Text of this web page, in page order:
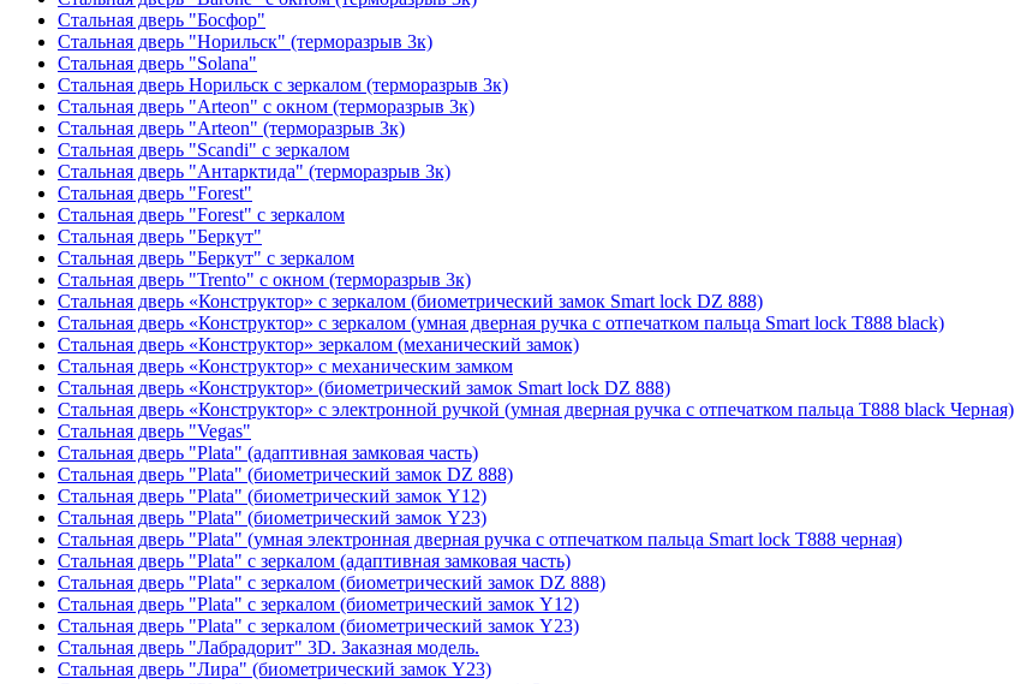
Стальная дверь "Босфор"
Стальная дверь "Норильск" (терморазрыв 3к)
Стальная дверь "Solana"
Стальная дверь Норильск с зеркалом (терморазрыв 3к)
Стальная дверь "Arteon" с окном (терморазрыв 3к)
Стальная дверь "Arteon" (терморазрыв 3к)
Стальная дверь "Scandi" с зеркалом
Стальная дверь "Антарктида" (терморазрыв 3к)
Стальная дверь "Forest"
Стальная дверь "Forest" с зеркалом
Стальная дверь "Беркут"
Стальная дверь "Беркут" с зеркалом
Стальная дверь "Trento" с окном (терморазрыв 3к)
Стальная дверь «Конструктор» с зеркалом (биометрический замок Smart lock DZ 888)
Стальная дверь «Конструктор» с зеркалом (умная дверная ручка с отпечатком пальца Smart lock T888 black)
Стальная дверь «Конструктор» зеркалом (механический замок)
Стальная дверь «Конструктор» с механическим замком
Стальная дверь «Конструктор» (биометрический замок Smart lock DZ 888)
Стальная дверь «Конструктор» с электронной ручкой (умная дверная ручка с отпечатком пальца T888 black Черная)
Стальная дверь "Vegas"
Стальная дверь "Plata" (адаптивная замковая часть)
Стальная дверь "Plata" (биометрический замок DZ 888)
Стальная дверь "Plata" (биометрический замок Y12)
Стальная дверь "Plata" (биометрический замок Y23)
Стальная дверь "Plata" (умная электронная дверная ручка с отпечатком пальца Smart lock T888 черная)
Стальная дверь "Plata" с зеркалом (адаптивная замковая часть)
Стальная дверь "Plata" с зеркалом (биометрический замок DZ 888)
Стальная дверь "Plata" с зеркалом (биометрический замок Y12)
Стальная дверь "Plata" с зеркалом (биометрический замок Y23)
Стальная дверь "Лабрадорит" 3D. Заказная модель.
Стальная дверь "Лира" (биометрический замок Y23)